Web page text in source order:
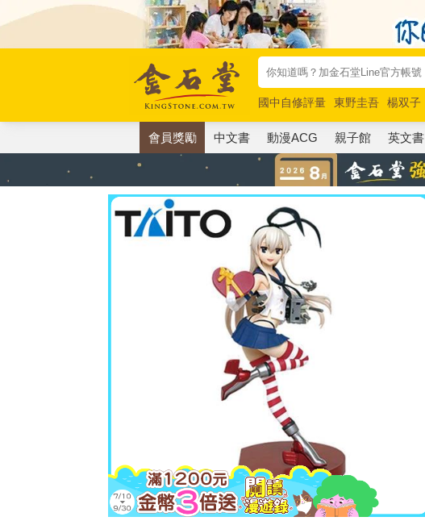
國中自修評量 東野圭吾 楊双子
唯紅花綻放
奧德賽 路邊攤新作
會員獎勵 中文書 動漫ACG 親子館 英文書